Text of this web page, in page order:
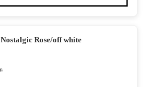
Rose/off white